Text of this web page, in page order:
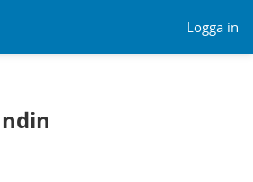
Logga in